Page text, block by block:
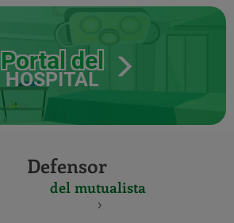
Portal del
HOSPITAL
Defensor
del mutualista